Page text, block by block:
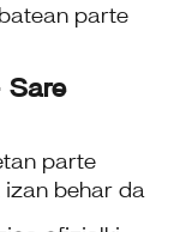
parte
Sare
parte
behar da